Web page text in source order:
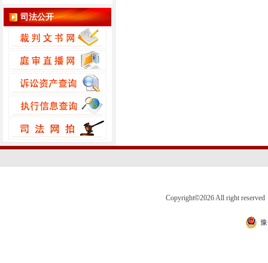
司法公开
Copyright©2026 All right